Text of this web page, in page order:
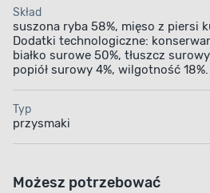
Skład
suszona ryba 58%, mięso z piersi
Dodatki technologiczne:
białko surowe 50%, tłuszcz
popiół surowy 4%, wilgotność 18%.
Typ
przysmaki
Możesz potrzebować